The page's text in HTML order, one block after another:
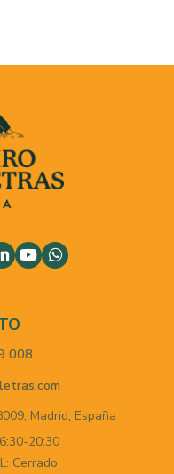
008
Madrid, España
20:30
Cerrado